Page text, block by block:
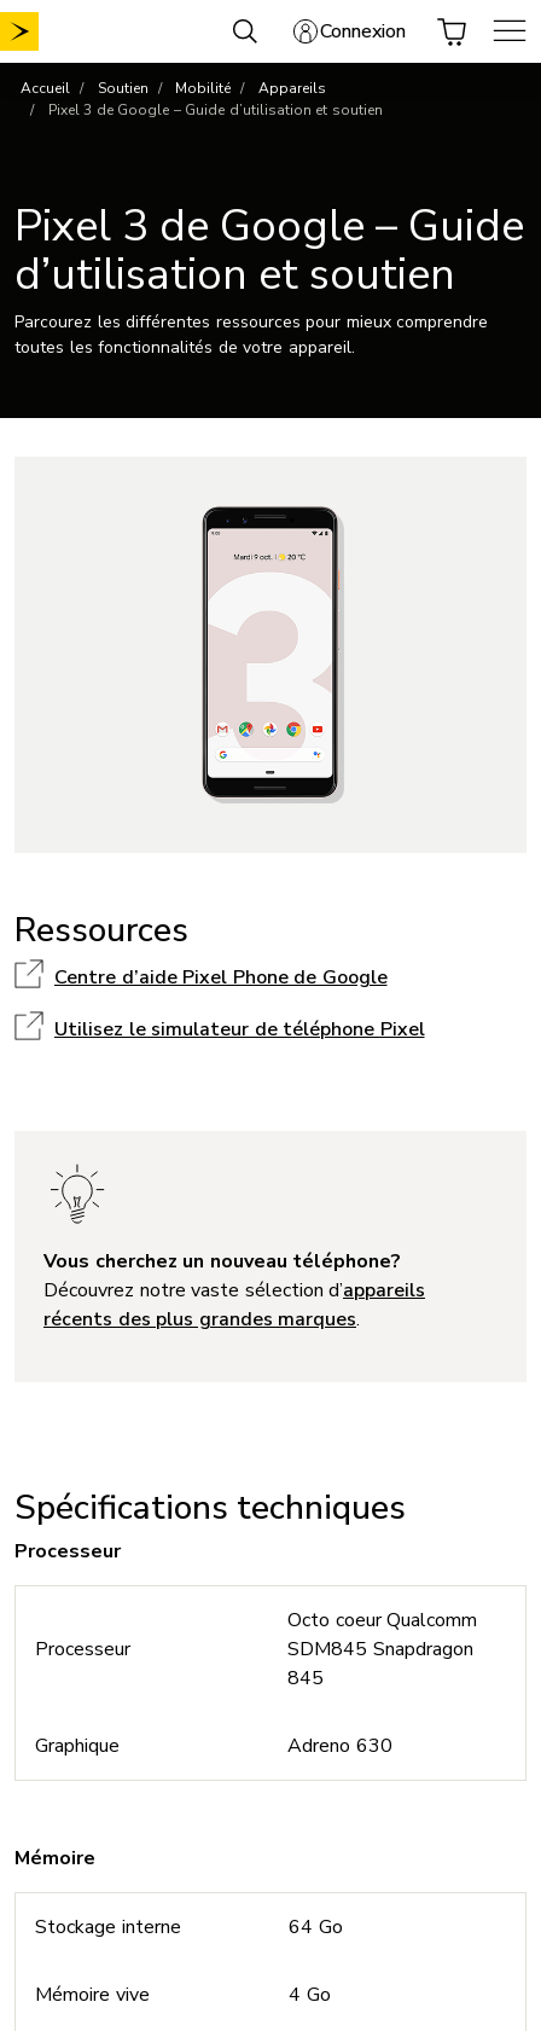
Aller
au
Connexion
Accueil Soutien Mobilité
Appareils
Pixel 3 de Google – Guide d’utilisation et soutien
Pixel 3 de Google – Guide
d’utilisation et soutien
Parcourez les différentes ressources pour mieux comprendre
toutes les fonctionnalités de votre appareil.
Ressources
Centre d’aide Pixel Phone de Google
Utilisez le simulateur de téléphone Pixel
Vous cherchez un nouveau téléphone?
Découvrez notre vaste sélection d’appareils
récents des plus grandes marques.
Spécifications techniques
Processeur
Processeur
Octo coeur Qualcomm
SDM845 Snapdragon
845
Graphique Adreno 630
Mémoire
Stockage interne 64 Go
Mémoire vive 4 Go